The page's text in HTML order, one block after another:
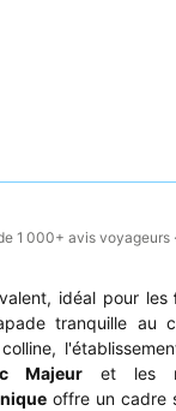
1 000+ avis voyageurs
idéal pour les
tranquille au
Majeuret les
offre un cadre